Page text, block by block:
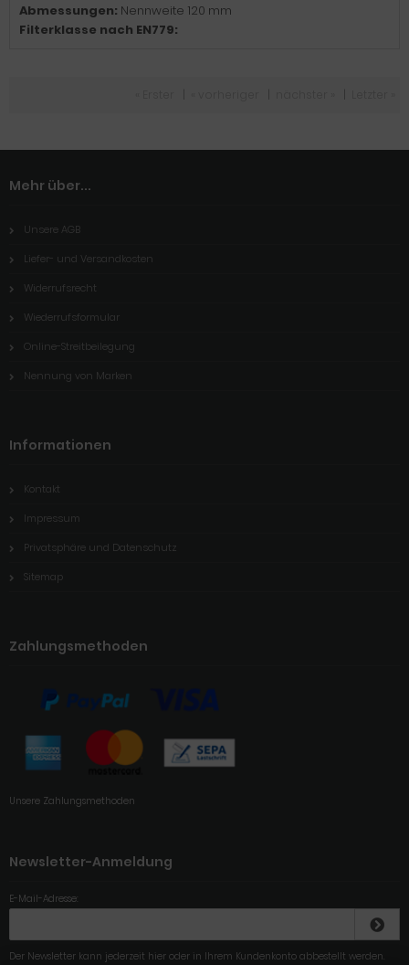
Abmessungen: Nennweite 120 mm
Filterklasse nach EN779:
Mehr über...
Unsere AGB
Liefer- und Versandkosten
Widerrufsrecht
Wiederrufsformular
Online-Streitbeilegung
Nennung von Marken
Informationen
Kontakt
Impressum
Privatsphäre und Datenschutz
Sitemap
Zahlungsmethoden
Unsere Zahlungsmethoden
Newsletter-Anmeldung
E-Mail-Adresse:
Der Newsletter kann jederzeit hier oder in Ihrem Kundenkonto abbestellt werden.